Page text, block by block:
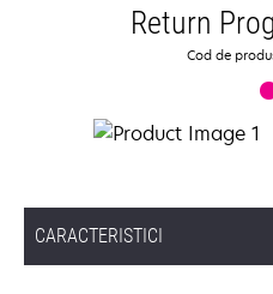
Return
Cod de
CARACTERISTICI